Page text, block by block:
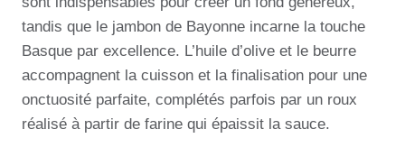
tandis que le jambon de Bayonne incarne la touche
Basque par excellence. L’huile d’olive et le beurre
accompagnent la cuisson et la finalisation pour une
onctuosité parfaite, complétés parfois par un roux
réalisé à partir de farine qui épaissit la sauce.